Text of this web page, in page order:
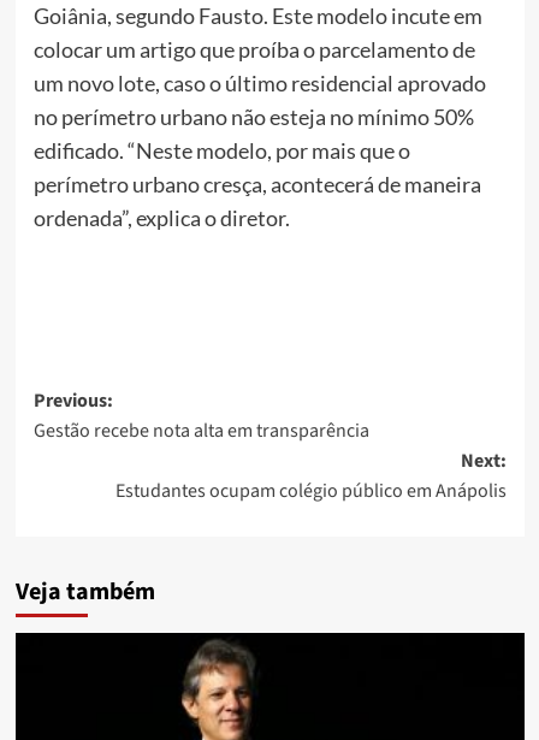
Goiânia, segundo Fausto. Este modelo incute em
colocar um artigo que proíba o parcelamento de
um novo lote, caso o último residencial aprovado
no perímetro urbano não esteja no mínimo 50%
edificado. “Neste modelo, por mais que o
perímetro urbano cresça, acontecerá de maneira
ordenada”, explica o diretor.
Post
navigation
Previous:
Gestão recebe nota alta em transparência
Next:
Estudantes ocupam colégio público em Anápolis
Veja também